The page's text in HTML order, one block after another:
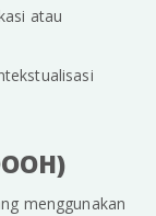
atau
menggunakan